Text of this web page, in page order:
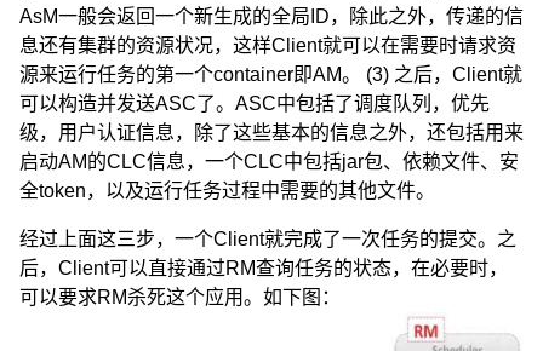
AsM一般会返回一个新生成的全局ID，除此之外，传递的信
息还有集群的资源状况，这样Client就可以在需要时请求资
源来运行任务的第一个container即AM。 (3) 之后，Client就
可以构造并发送ASC了。ASC中包括了调度队列，优先
级，用户认证信息，除了这些基本的信息之外，还包括用来
启动AM的CLC信息，一个CLC中包括jar包、依赖文件、安
全token，以及运行任务过程中需要的其他文件。
经过上面这三步，一个Client就完成了一次任务的提交。之
后，Client可以直接通过RM查询任务的状态，在必要时，
可以要求RM杀死这个应用。如下图：